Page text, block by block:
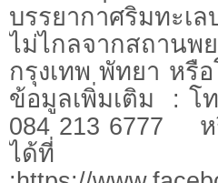
บรรยากาศริมทะเ
ไม่ไกลจากสถานพ
กรุงเทพ พัทยา ห
ข้อมูลเพิ่มเติม : โ
084 213 6777 ห
ได้ที่